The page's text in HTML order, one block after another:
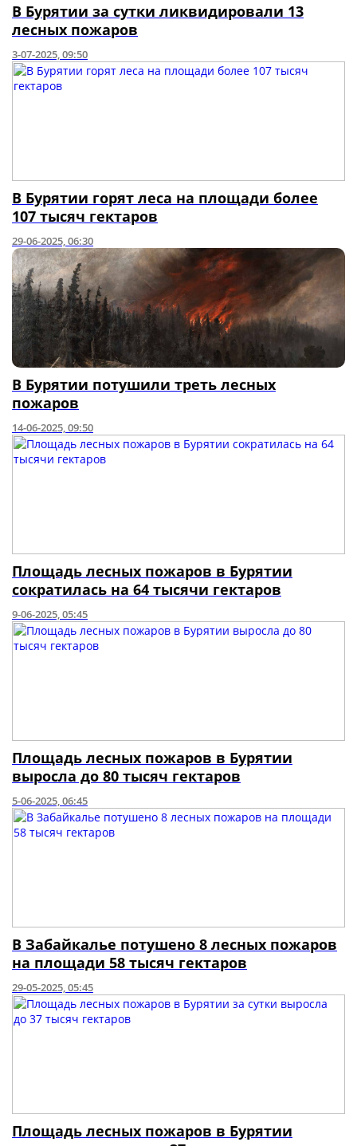
В Бурятии за сутки ликвидировали 13
лесных пожаров
3-07-2025, 09:50
В Бурятии горят леса на площади более
107 тысяч гектаров
29-06-2025, 06:30
В Бурятии потушили треть лесных
пожаров
14-06-2025, 09:50
Площадь лесных пожаров в Бурятии
сократилась на 64 тысячи гектаров
9-06-2025, 05:45
Площадь лесных пожаров в Бурятии
выросла до 80 тысяч гектаров
5-06-2025, 06:45
В Забайкалье потушено 8 лесных пожаров
на площади 58 тысяч гектаров
29-05-2025, 05:45
Площадь лесных пожаров в Бурятии